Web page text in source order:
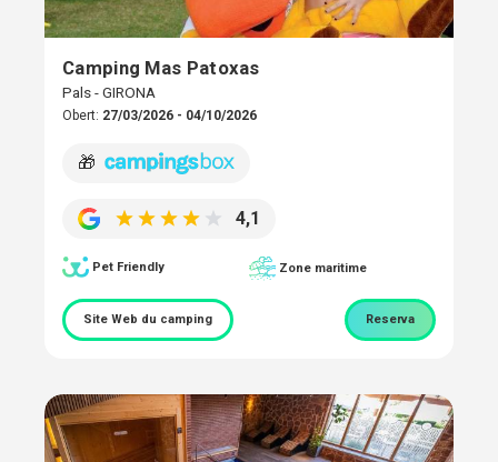
Camping Mas Patoxas
Pals - GIRONA
Obert: 27/03/2026 - 04/10/2026
🎁
4,1
Pet Friendly Zone maritime
Site Web du camping Reserva